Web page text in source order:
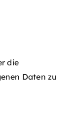
die
Daten zu